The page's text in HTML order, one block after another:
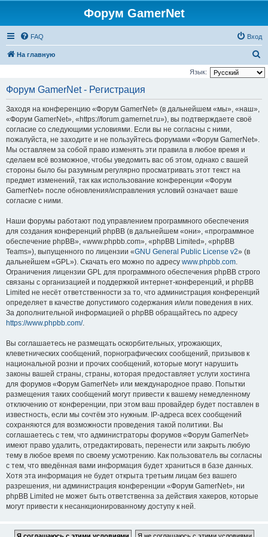
Форум GamerNet
FAQ Вход
На главную
о
Язык:
Форум GamerNet - Регистрация
Заходя на конференцию «Форум GamerNet» (в дальнейшем «мы», «наш»,
«Форум GamerNet», «https://forum.gamernet.ru»), вы подтверждаете своё
согласие со следующими условиями. Если вы не согласны с ними,
пожалуйста, не заходите и не пользуйтесь форумами «Форум GamerNet».
Мы оставляем за собой право изменять эти правила в любое время и
сделаем всё возможное, чтобы уведомить вас об этом, однако с вашей
стороны было бы разумным регулярно просматривать этот текст на
предмет изменений, так как использование конференции «Форум
GamerNet» после обновления/исправления условий означает ваше
согласие с ними.
Наши форумы работают под управлением программного обеспечения
для создания конференций phpBB (в дальнейшем «они», «программное
обеспечение phpBB», «www.phpbb.com», «phpBB Limited», «phpBB
Teams»), выпущенного по лицензии «GNU General Public License v2» (в
дальнейшем «GPL»). Скачать его можно по адресу www.phpbb.com.
Ограничения лицензии GPL для программного обеспечения phpBB строго
связаны с организацией и поддержкой интернет-конференций, и phpBB
Limited не несёт ответственности за то, что администрация конференций
определяет в качестве допустимого содержания и/или поведения в них.
За дополнительной информацией о phpBB обращайтесь по адресу
https://www.phpbb.com/.
Вы соглашаетесь не размещать оскорбительных, угрожающих,
клеветнических сообщений, порнографических сообщений, призывов к
национальной розни и прочих сообщений, которые могут нарушить
законы вашей страны, страны, которая предоставляет услуги хостинга
для форумов «Форум GamerNet» или международное право. Попытки
размещения таких сообщений могут привести к вашему немедленному
отключению от конференции, при этом ваш провайдер будет поставлен в
известность, если мы сочтём это нужным. IP-адреса всех сообщений
сохраняются для возможности проведения такой политики. Вы
соглашаетесь с тем, что администраторы форумов «Форум GamerNet»
имеют право удалить, отредактировать, перенести или закрыть любую
тему в любое время по своему усмотрению. Как пользователь вы согласны
с тем, что введённая вами информация будет храниться в базе данных.
Хотя эта информация не будет открыта третьим лицам без вашего
разрешения, ни администрация конференции «Форум GamerNet», ни
phpBB Limited не может быть ответственна за действия хакеров, которые
могут привести к несанкционированному доступу к ней.